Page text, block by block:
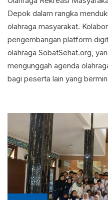
Depok dalam rangka
olahraga masyarakat.
pengembangan platform
olahraga SobatSehat.org,
mengunggah agenda
bagi peserta lain yang